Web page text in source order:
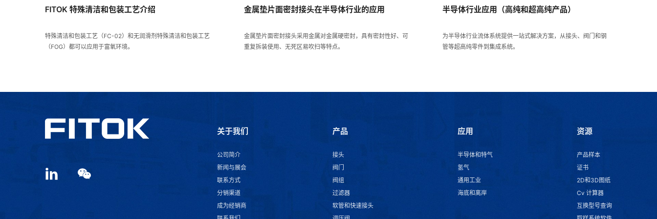
FITOK 特殊清洁和包装工艺介绍
特殊清洁和包装工艺（FC-02）和无润滑剂特殊清洁和包装工艺
（FOG）都可以应用于富氧环境。
金属垫片面密封接头在半导体行业的应用
金属垫片面密封接头采用金属对金属硬密封，具有密封性好、可
重复拆装使用、无死区易吹扫等特点。
半导体行业应用（高纯和超高纯产品）
为半导体行业流体系统提供一站式解决方案，从接头、阀门和钢
管等超高纯零件到集成系统。
关于我们
公司简介
新闻与展会
联系方式
分销渠道
成为经销商
产品
接头
阀门
阀组
过滤器
软管和快速接头
应用
半导体和特气
氢气
通用工业
海底和离岸
资源
产品样本
证书
2D和3D图纸
Cv 计算器
互换型号查询